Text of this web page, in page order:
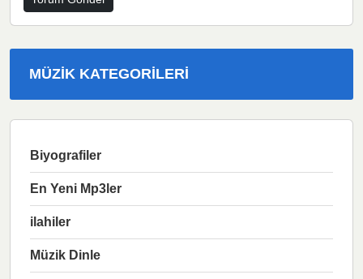
MÜZIK KATEGORILERI
Biyografiler
En Yeni Mp3ler
ilahiler
Müzik Dinle